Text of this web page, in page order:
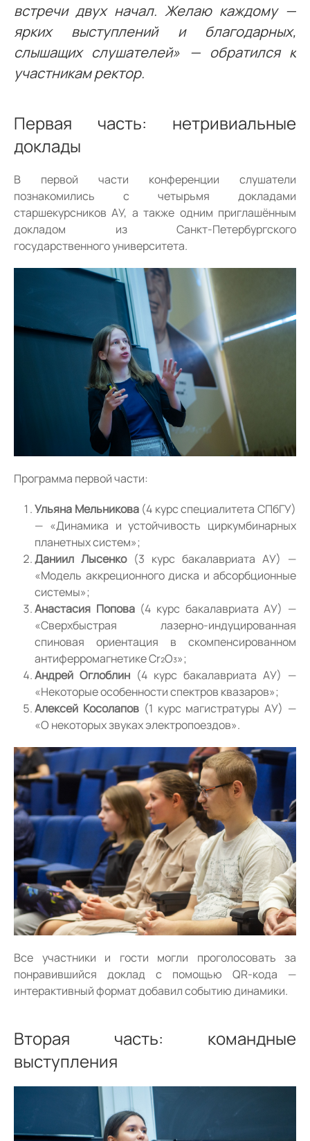
встречи двух начал. Желаю каждому —
ярких выступлений и благодарных,
слышащих слушателей» — обратился к
участникам ректор.
Первая часть: нетривиальные
доклады
В первой части конференции слушатели
познакомились с четырьмя докладами
старшекурсников АУ, а также одним приглашённым
докладом из Санкт-Петербургского
государственного университета.
Программа первой части:
Ульяна Мельникова(4 курс специалитета СПбГУ)
— «Динамика и устойчивость циркумбинарных
планетных систем»;
Даниил Лысенко(3 курс бакалавриата АУ) —
«Модель аккреционного диска и абсорбционные
системы»;
Анастасия Попова(4 курс бакалавриата АУ) —
«Сверхбыстрая лазерно-индуцированная
спиновая ориентация в скомпенсированном
антиферромагнетике Cr₂O₃»;
Андрей Оглоблин (4 курс бакалавриата АУ) —
«Некоторые особенности спектров квазаров»;
Алексей Косолапов(1 курс магистратуры АУ) —
«О некоторых звуках электропоездов».
Все участники и гости могли проголосовать за
понравившийся доклад с помощью QR-кода —
интерактивный формат добавил событию динамики.
Вторая часть: командные
выступления